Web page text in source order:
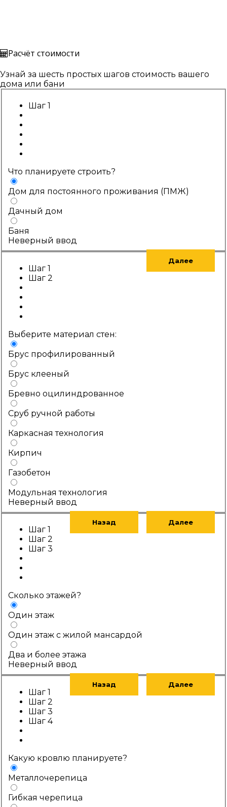
Расчёт стоимости
Узнай за шесть простых шагов стоимость вашего
дома или бани
Шаг 1
Что планируете строить?
Дом для постоянного проживания (ПМЖ)
Дачный дом
Баня
Неверный ввод
Далее
Шаг 1
Шаг 2
Выберите материал стен:
Брус профилированный
Брус клееный
Бревно оцилиндрованное
Сруб ручной работы
Каркасная технология
Кирпич
Газобетон
Модульная технология
Неверный ввод
Назад Далее
Шаг 1
Шаг 2
Шаг 3
Сколько этажей?
Один этаж
Один этаж с жилой мансардой
Два и более этажа
Неверный ввод
Назад Далее
Шаг 1
Шаг 2
Шаг 3
Шаг 4
Какую кровлю планируете?
Металлочерепица
Гибкая черепица